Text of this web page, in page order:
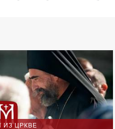
ИЗ ЦРКВЕ